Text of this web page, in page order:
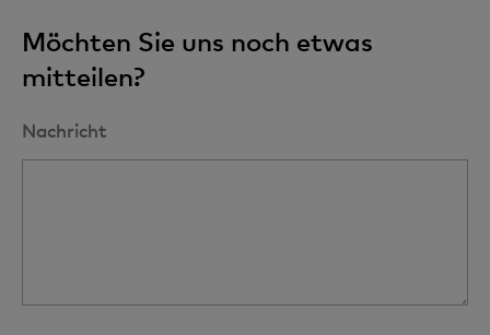
Möchten Sie uns noch etwas
mitteilen?
Nachricht